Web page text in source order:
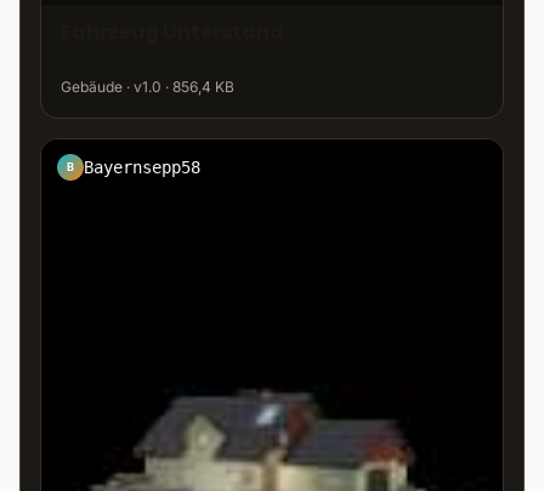
Gebäude · v1.0 · 856,4 KB
B Bayernsepp58